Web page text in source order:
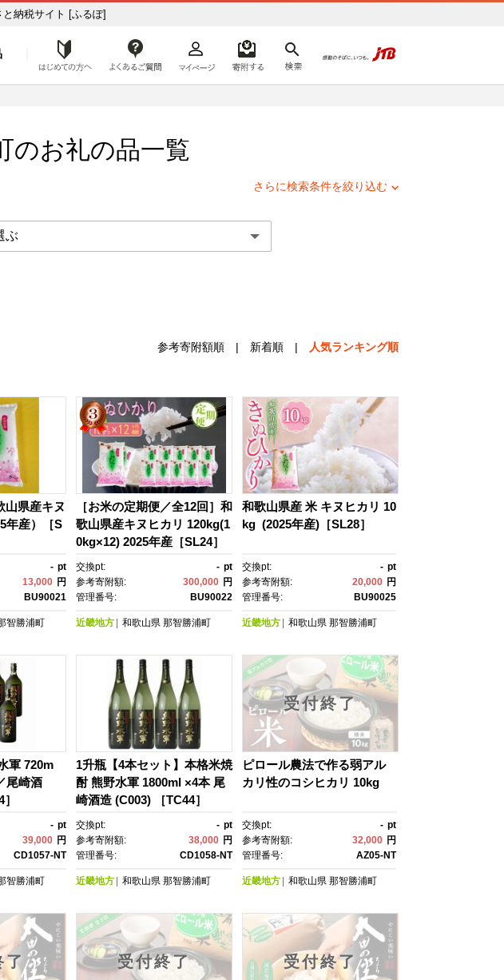
のふるさと納税サイト [ふるぽ]
はじめての方へ
のお礼の品一覧
さらに検索条件を絞り込む
参考寄附額順 | 新着順 | 人気ランキング順
山県産キヌ
年産）［S
- pt
13,000 円
BU90021
智勝浦町
［お米の定期便／全12回］和
歌山県産キヌヒカリ 120kg(1
0kg×12) 2025年産［SL24］
交換pt: - pt
参考寄附額:
300,000 円
管理番号:
BU90022
近畿地方 和歌山県 那智勝浦町
和歌山県産 米 キヌヒカリ 10
kg (2025年産)［SL28］
交換pt: - pt
参考寄附額:
20,000 円
管理番号:
BU90025
近畿地方 和歌山県 那智勝浦町
軍 720m
尾崎酒
- pt
39,000 円
CD1057-NT
智勝浦町
1升瓶【4本セット】本格米焼
酎 熊野水軍 1800ml ×4本 尾
崎酒造 (C003) ［TC44］
交換pt: - pt
参考寄附額:
38,000 円
管理番号:
CD1058-NT
近畿地方 和歌山県 那智勝浦町
受付終了
ピロール農法で作る弱アル
カリ性のコシヒカリ 10kg
交換pt: - pt
参考寄附額:
32,000 円
管理番号:
AZ05-NT
近畿地方 和歌山県 那智勝浦町
了 受付終了 受付終了